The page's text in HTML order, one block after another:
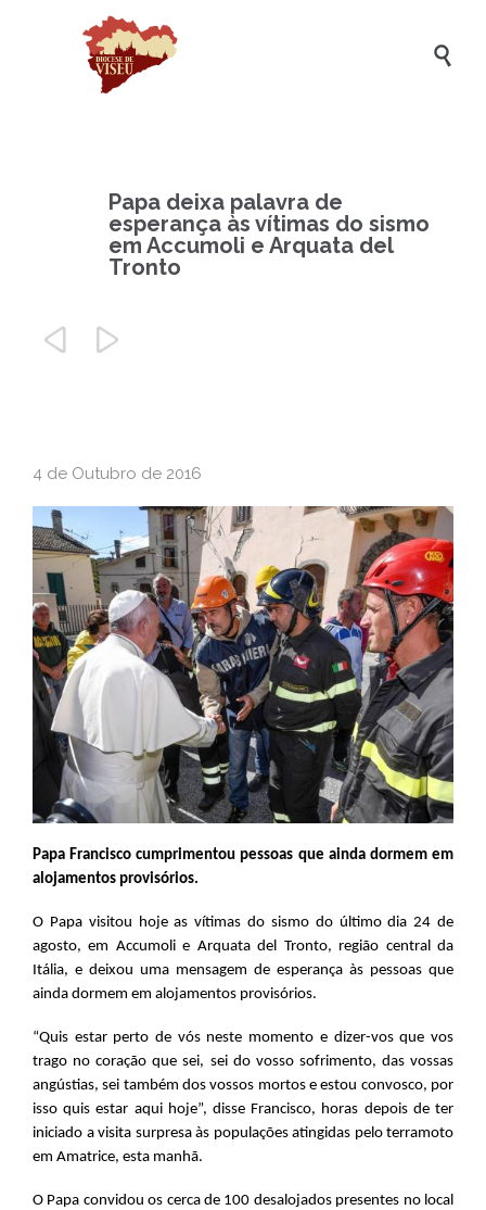

Papa deixa palavra de
esperança às vítimas do sismo
em Accumoli e Arquata del
Tronto
 
4 de Outubro de 2016
Papa Francisco cumprimentou pessoas que ainda dormem em
alojamentos provisórios.
O Papa visitou hoje as vítimas do sismo do último dia 24 de
agosto, em Accumoli e Arquata del Tronto, região central da
Itália, e deixou uma mensagem de esperança às pessoas que
ainda dormem em alojamentos provisórios.
“Quis estar perto de vós neste momento e dizer-vos que vos
trago no coração que sei, sei do vosso sofrimento, das vossas
angústias, sei também dos vossos mortos e estou convosco, por
isso quis estar aqui hoje”, disse Francisco, horas depois de ter
iniciado a visita surpresa às populações atingidas pelo terramoto
em Amatrice, esta manhã.
O Papa convidou os cerca de 100 desalojados presentes no local